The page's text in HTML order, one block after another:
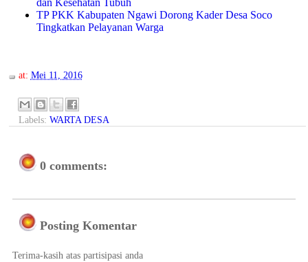
dan Kesehatan Tubuh
TP PKK Kabupaten Ngawi Dorong Kader Desa Soco
Tingkatkan Pelayanan Warga
at: Mei 11, 2016
Labels: WARTA DESA
0 comments:
Posting Komentar
Terima-kasih atas partisipasi anda